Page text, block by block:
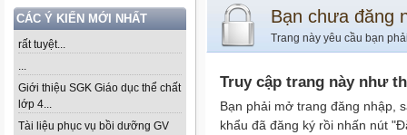
CÁC Ý KIẾN MỚI NHẤT
rất tuyệt...
...
Giới thiệu SGK Giáo dục thể chất
lớp 4...
Tài liệu phục vụ bồi dưỡng GV
Bạn chưa đăng
Trang này yêu cầu bạn
Truy cập trang này như
Bạn phải mở trang đăng nhập,
khẩu đã đăng ký rồi nhấn nút